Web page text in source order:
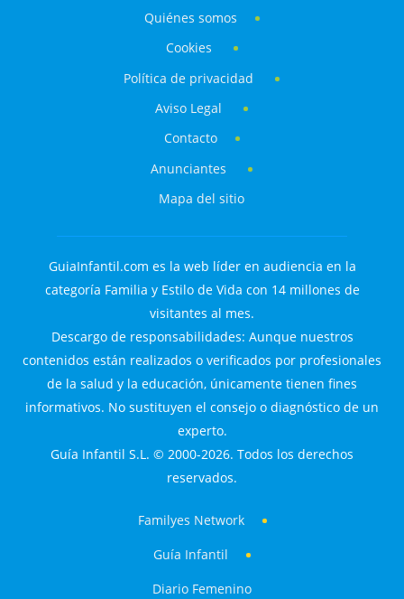
Quiénes somos
Cookies
Política de privacidad
Aviso Legal
Contacto
Anunciantes
Mapa del sitio
GuiaInfantil.com es la web líder en audiencia en la
categoría Familia y Estilo de Vida con 14 millones de
visitantes al mes.
Descargo de responsabilidades: Aunque nuestros
contenidos están realizados o verificados por profesionales
de la salud y la educación, únicamente tienen fines
informativos. No sustituyen el consejo o diagnóstico de un
experto.
Guía Infantil S.L. © 2000-2026. Todos los derechos
reservados.
Familyes Network
Guía Infantil
Diario Femenino